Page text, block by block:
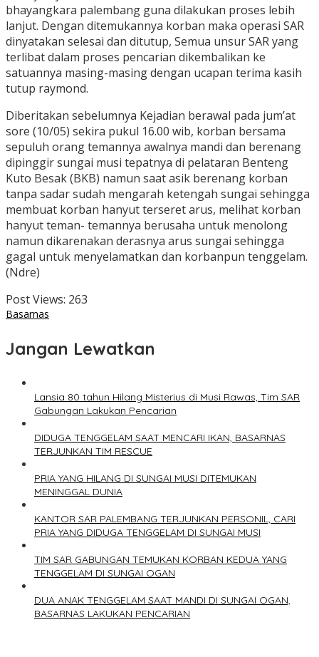
bhayangkara palembang guna dilakukan proses lebih
lanjut. Dengan ditemukannya korban maka operasi SAR
dinyatakan selesai dan ditutup, Semua unsur SAR yang
terlibat dalam proses pencarian dikembalikan ke
satuannya masing-masing dengan ucapan terima kasih
tutup raymond.
Diberitakan sebelumnya Kejadian berawal pada jum’at
sore (10/05) sekira pukul 16.00 wib, korban bersama
sepuluh orang temannya awalnya mandi dan berenang
dipinggir sungai musi tepatnya di pelataran Benteng
Kuto Besak (BKB) namun saat asik berenang korban
tanpa sadar sudah mengarah ketengah sungai sehingga
membuat korban hanyut terseret arus, melihat korban
hanyut teman- temannya berusaha untuk menolong
namun dikarenakan derasnya arus sungai sehingga
gagal untuk menyelamatkan dan korbanpun tenggelam.
(Ndre)
Post Views: 263
Basarnas
Jangan Lewatkan
Lansia 80 tahun Hilang Misterius di Musi Rawas, Tim SAR
Gabungan Lakukan Pencarian
DIDUGA TENGGELAM SAAT MENCARI IKAN, BASARNAS
TERJUNKAN TIM RESCUE
PRIA YANG HILANG DI SUNGAI MUSI DITEMUKAN
MENINGGAL DUNIA
KANTOR SAR PALEMBANG TERJUNKAN PERSONIL, CARI
PRIA YANG DIDUGA TENGGELAM DI SUNGAI MUSI
TIM SAR GABUNGAN TEMUKAN KORBAN KEDUA YANG
TENGGELAM DI SUNGAI OGAN
DUA ANAK TENGGELAM SAAT MANDI DI SUNGAI OGAN,
BASARNAS LAKUKAN PENCARIAN